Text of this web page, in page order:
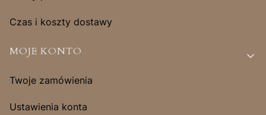
Czas i koszty dostawy
MOJE KONTO
Twoje zamówienia
Ustawienia konta